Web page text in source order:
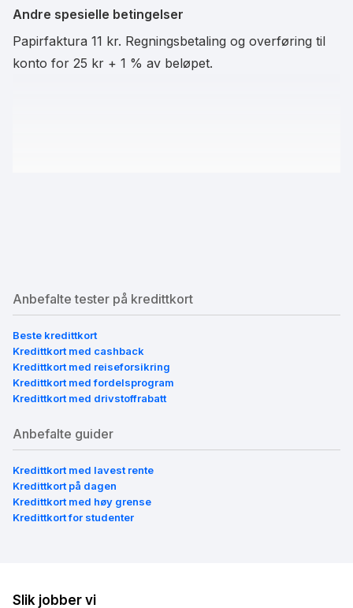
Andre spesielle betingelser
Papirfaktura 11 kr. Regningsbetaling og overføring til
konto for 25 kr + 1 % av beløpet.
Anbefalte tester på kredittkort
Beste kredittkort
Kredittkort med cashback
Kredittkort med reiseforsikring
Kredittkort med fordelsprogram
Kredittkort med drivstoffrabatt
Anbefalte guider
Kredittkort med lavest rente
Kredittkort på dagen
Kredittkort med høy grense
Kredittkort for studenter
Slik jobber vi